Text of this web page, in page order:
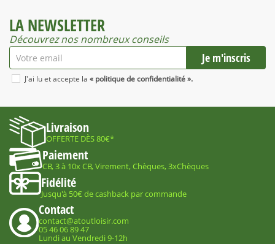
LA NEWSLETTER
Découvrez nos nombreux conseils
J'ai lu et accepte la « politique de confidentialité ».
Livraison
OFFERTE DÈS 80€*
Paiement
CB, 3 à 10x CB, Virement, Chèques, 3xChèques
Fidélité
Jusqu'à 50€ de cashback par commande
Contact
contact@atoutloisir.com
05 46 06 89 47
Lundi au Vendredi 9-12h